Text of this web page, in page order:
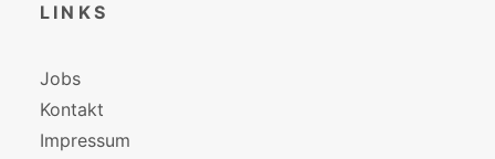
LINKS
Jobs
Kontakt
Impressum